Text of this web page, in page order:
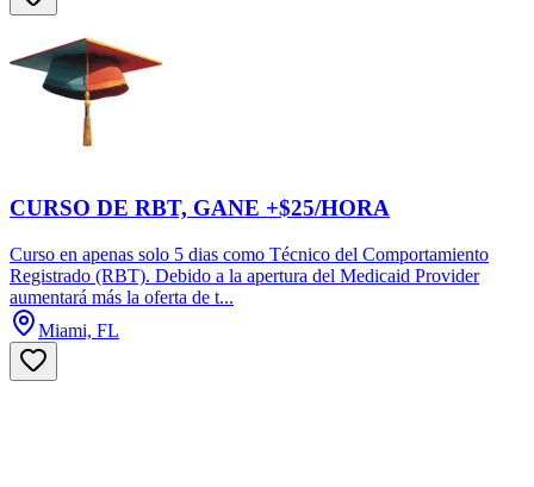
CURSO DE RBT, GANE +$25/HORA
Curso en apenas solo 5 dias como Técnico del Comportamiento
Registrado (RBT). Debido a la apertura del Medicaid Provider
aumentará más la oferta de t...
Miami, FL